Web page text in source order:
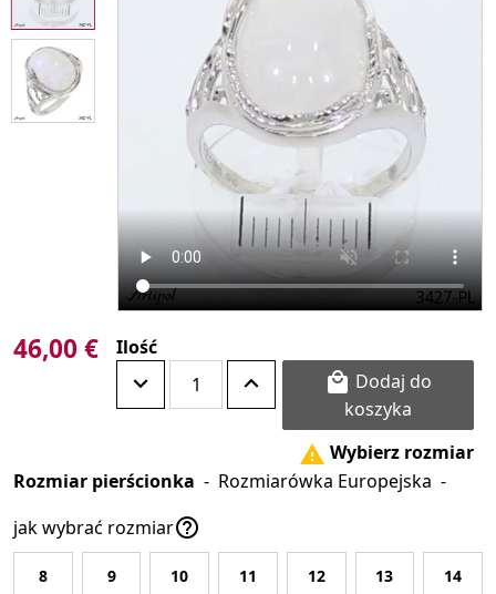
46,00 € Ilość

koszyka
 Wybierz rozmiar
Rozmiar pierścionka - Rozmiarówka Europejska -
jak wybrać rozmiar
8 9 10 11 12 13 14